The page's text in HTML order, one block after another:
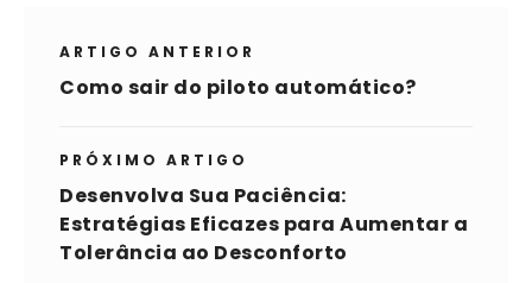
ARTIGO ANTERIOR
Como sair do piloto automático?
PRÓXIMO ARTIGO
Desenvolva Sua Paciência:
Estratégias Eficazes para Aumentar a
Tolerância ao Desconforto